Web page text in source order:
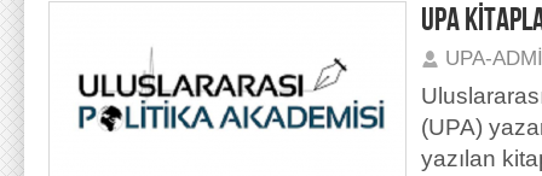
UPA
UPA-
(UPA)
yazılan